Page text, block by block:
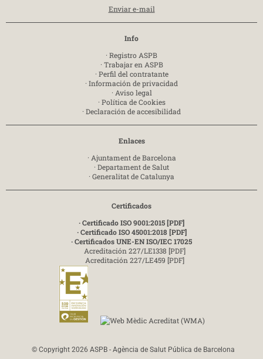
Enviar e-mail
Info
· Registro ASPB
· Trabajar en ASPB
· Perfil del contratante
· Información de privacidad
· Aviso legal
· Política de Cookies
· Declaración de accesibilidad
Enlaces
· Ajuntament de Barcelona
· Departament de Salut
· Generalitat de Catalunya
Certificados
· Certificado ISO 9001:2015 [PDF]
· Certificado ISO 45001:2018 [PDF]
· Certificados UNE-EN ISO/IEC 17025
Acreditación 227/LE1338 [PDF]
Acreditación 227/LE459 [PDF]
© Copyright 2026 ASPB - Agència de Salut Pública de Barcelona